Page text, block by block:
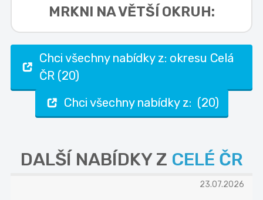
MRKNI NA VĚTŠÍ OKRUH:
Chci všechny nabídky z: okresu Celá
ČR (20)
Chci všechny nabídky z: (20)
DALŠÍ NABÍDKY Z CELÉ ČR
23.07.2026